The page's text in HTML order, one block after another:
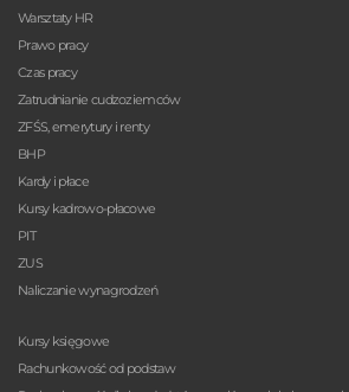
Warsztaty HR
Prawo pracy
Czas pracy
Zatrudnianie cudzoziemców
ZFŚS, emerytury i renty
BHP
Kardy i płace
Kursy kadrowo-płacowe
PIT
ZUS
Naliczanie wynagrodzeń
Kursy księgowe
Rachunkowość od podstaw